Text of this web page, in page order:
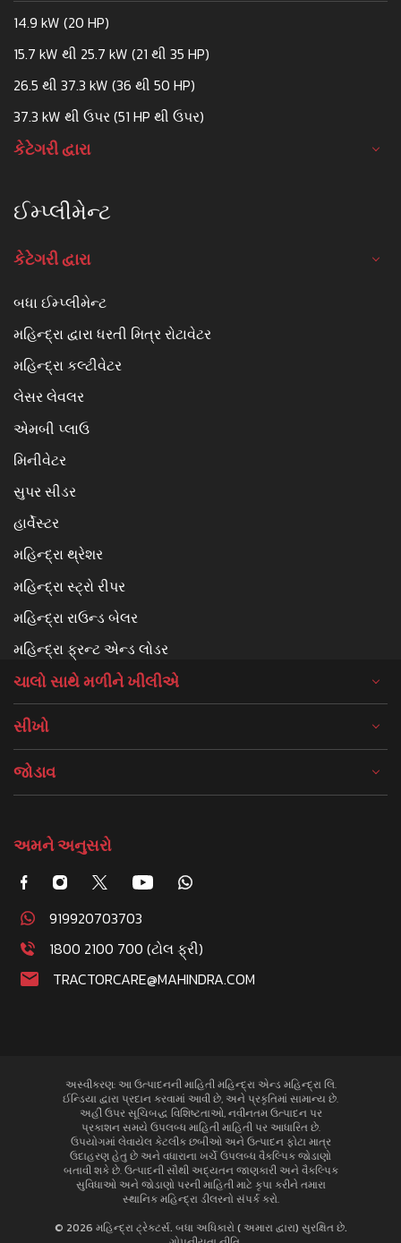
14.9 kW (20 HP)
15.7 kW થી 25.7 kW (21 થી 35 HP)
26.5 થી 37.3 kW (36 થી 50 HP)
37.3 kW થી ઉપર (51 HP થી ઉપર)
કેટેગરી દ્વારા
ઈમ્પ્લીમેન્ટ
કેટેગરી દ્વારા
બધા ઈમ્પ્લીમેન્ટ
મહિન્દ્રા દ્વારા ધરતી મિત્ર રોટાવેટર
મહિન્દ્રા કલ્ટીવેટર
લેસર લેવલર
એમબી પ્લાઉ
મિનીવેટર
સુપર સીડર
હાર્વેસ્ટર
મહિન્દ્રા થ્રેશર
મહિન્દ્રા સ્ટ્રો રીપર
મહિન્દ્રા રાઉન્ડ બેલર
મહિન્દ્રા ફ્રન્ટ એન્ડ લોડર
ચાલો સાથે મળીને ખીલીએ
સીખો
જોડાવ
અમને અનુસરો
919920703703
1800 2100 700 (ટોલ ફ્રી)
TRACTORCARE@MAHINDRA.COM
અસ્વીકરણ: આ ઉત્પાદનની માહિતી મહિન્દ્રા એન્ડ મહિન્દ્રા લિ.
ઈન્ડિયા દ્વારા પ્રદાન કરવામાં આવી છે, અને પ્રકૃતિમાં સામાન્ય છે.
અહીં ઉપર સૂચિબદ્ધ વિશિષ્ટતાઓ, નવીનતમ ઉત્પાદન પર
પ્રકાશન સમયે ઉપલબ્ધ માહિતી માહિતી પર આધારિત છે.
ઉપયોગમાં લેવાયેલ કેટલીક છબીઓ અને ઉત્પાદન ફોટા માત્ર
ઉદાહરણ હેતુ છે અને વધારાના ખર્ચે ઉપલબ્ધ વૈકલ્પિક જોડાણો
બતાવી શકે છે. ઉત્પાદની સૌથી અદ્યતન જાણકારી અને વૈકલ્પિક
સુવિધાઓ અને જોડાણો પરની માહિતી માટે કૃપા કરીને તમારા
સ્થાનિક મહિન્દ્રા ડીલરનો સંપર્ક કરો.
© 2026 મહિન્દ્રા ટ્રેક્ટર્સ. બધા અધિકારો ( અમારા દ્વારા) સુરક્ષિત છે.